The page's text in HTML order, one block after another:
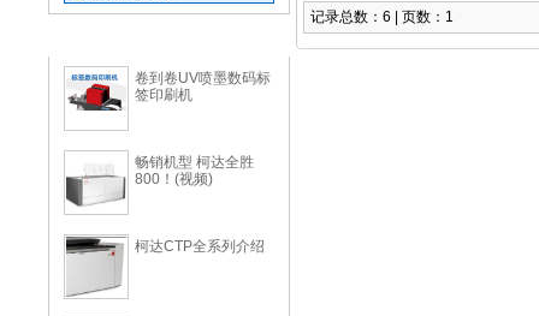
卷到卷UV喷墨数码标
签印刷机
畅销机型 柯达全胜
800！(视频)
柯达CTP全系列介绍
记录总数：6 | 页数：1